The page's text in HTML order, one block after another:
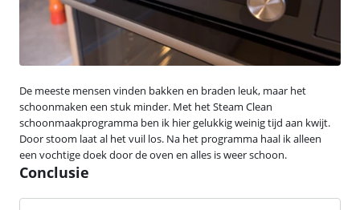
De meeste mensen vinden bakken en braden leuk, maar het
schoonmaken een stuk minder. Met het Steam Clean
schoonmaakprogramma ben ik hier gelukkig weinig tijd aan kwijt.
Door stoom laat al het vuil los. Na het programma haal ik alleen
een vochtige doek door de oven en alles is weer schoon.
Conclusie